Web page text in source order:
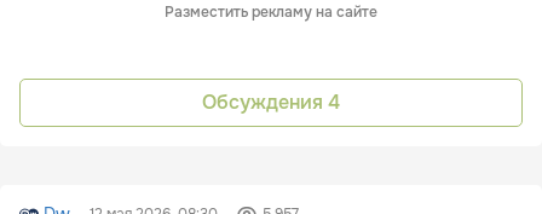
Разместить рекламу на сайте
Обсуждения 4